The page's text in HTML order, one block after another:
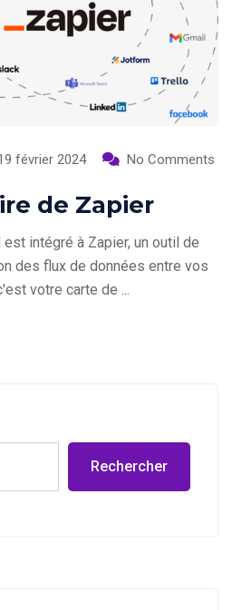
février 2024 No Comments
de Zapier
intégré à Zapier, un outil de
des flux de données entre vos
votre carte de ...
Rechercher